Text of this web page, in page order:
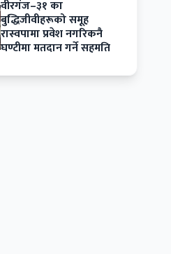
वीरगंज–३१ का
बुद्धिजीवीहरूको समूह
रास्वपामा प्रवेश नगरिकनै
घण्टीमा मतदान गर्ने सहमति